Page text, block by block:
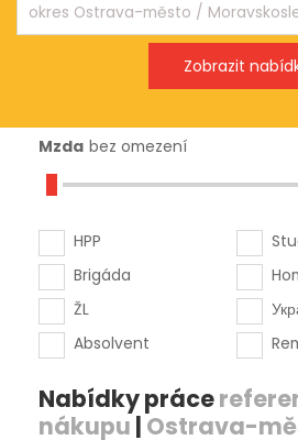
Mzda bez omezení
HPP
Brigáda
ŽL
Absolvent
Nabídky práce
nákupu | Ostrava-